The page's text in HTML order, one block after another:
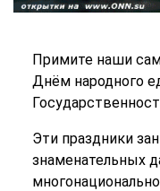
Примите наши
Днём народного
Эти праздники
знаменательных